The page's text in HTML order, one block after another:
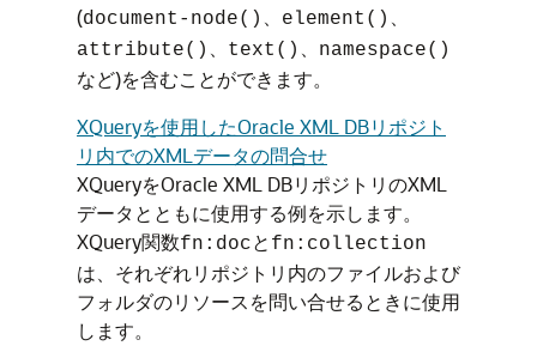
(document-node() element()
attribute() text() namespace()
など)を含むことができます。
XQueryを使用したOracle XML DBリポジト
リ内でのXMLデータの問合せ
XQueryをOracle XML DBリポジトリのXML
データとともに使用する例を示します。
XQuery関数fn:docと fn:collection
は、それぞれリポジトリ内のファイルおよび
フォルダのリソースを問い合せるときに使用
します。